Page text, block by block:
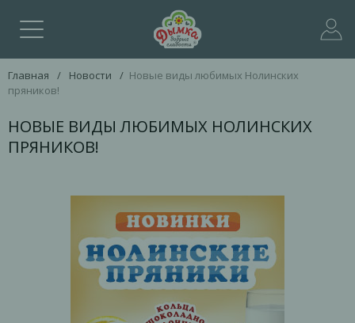
Главная / Новости / Новые виды любимых Нолинских
пряников!
НОВЫЕ ВИДЫ ЛЮБИМЫХ НОЛИНСКИХ
ПРЯНИКОВ!